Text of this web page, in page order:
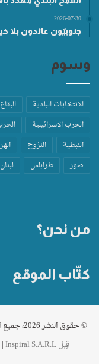
2026-07-30
جنوبيّون عائدون بلا
وسوم
الانتخابات البلدية البقاع
الحرب الاسرائيلية
النبطية
النزوح
صور
طرابلس لبنان
من نحن؟
كتّاب الموقع
© حقوق النشر 2026، جميع الحقوق محفوظة مناطق .نت |
قِبل Inspiral S.A.R.L